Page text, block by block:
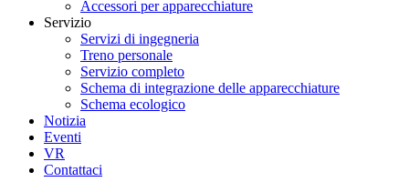
Accessori per apparecchiature
Servizio
Servizi di ingegneria
Treno personale
Servizio completo
Schema di integrazione delle apparecchiature
Schema ecologico
Notizia
Eventi
VR
Contattaci